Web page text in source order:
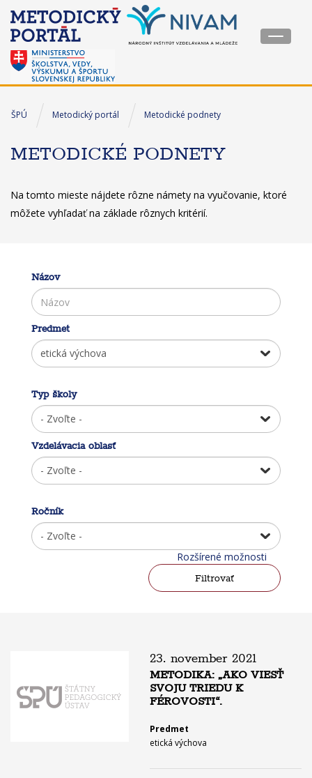
Toggle
ŠPÚ Metodický portál Metodické podnety
METODICKÉ PODNETY
Na tomto mieste nájdete rôzne námety na vyučovanie, ktoré
môžete vyhľadať na základe rôznych kritérií.
Názov
Predmet
Typ školy
Vzdelávacia oblasť
Ročník
Rozšírené možnosti
23. november 2021
METODIKA: „AKO VIESŤ
SVOJU TRIEDU K
FÉROVOSTI“.
Predmet
etická výchova